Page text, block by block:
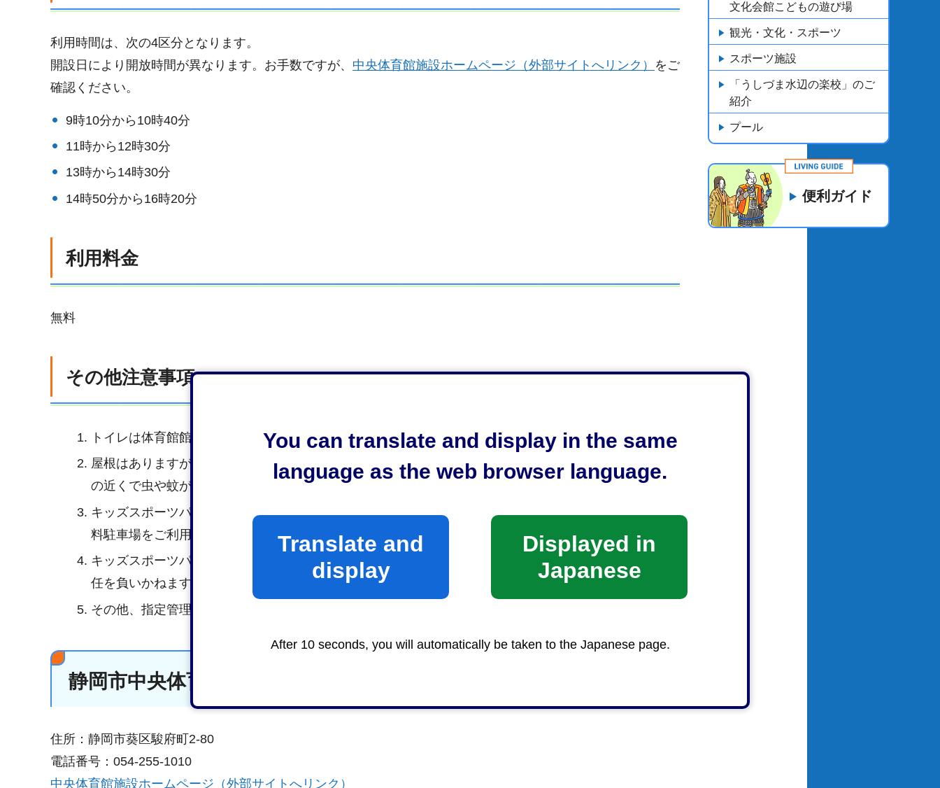
You can translate and display in the same
language as the web browser language.
Translate and
display
Displayed in
Japanese
After 10 seconds, you will automatically be taken to the Japanese page.
利用時間は、次の4区分となります。
開設日により開放時間が異なります。お手数ですが、 中央体育館施設ホームページ（外部サイトへリンク） をご
確認ください。
9時10分から10時40分
11時から12時30分
13時から14時30分
14時50分から16時20分
利用料金
無料
その他注意事項
トイレは体育館館内をご利用ください。
屋根はありますが、半屋外です。こまめな水分補給や休憩を心がけ、体調管理に努めてください。お堀
の近くで虫や蚊が多いです。苦手な方はご自身で対策を行ってください。
キッズスポーツパーク専用の駐車場はありません。徒歩・自転車・公共交通機関を利用するか、近隣有
料駐車場をご利用ください。
キッズスポーツパークでの利用中に発生した事故、ケガ、盗難について、市及び指定管理者では一切責
任を負いかねます。
その他、指定管理者が示した利用
静岡市中央体育館
住所：静岡市葵区駿府町2-80
電話番号：054-255-1010
中央体育館施設ホームページ（外部サイトへリンク）
文化会館こどもの遊び場
観光・文化・スポーツ
スポーツ施設
「うしづま水辺の楽校」のご
紹介
プール
便利ガイド